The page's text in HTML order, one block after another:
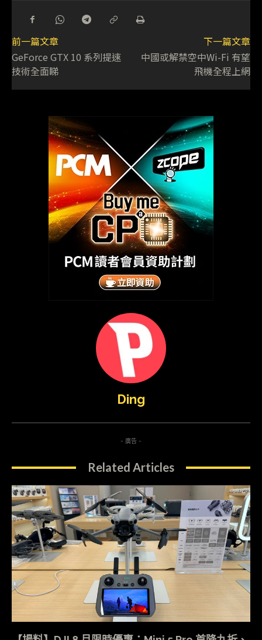
前一篇文章
GeForce GTX 10 系列提速
技術全面睇
下一篇文章
中國或解禁空中Wi-Fi 有望
飛機全程上網
Ding
- 廣告 -
Related Articles